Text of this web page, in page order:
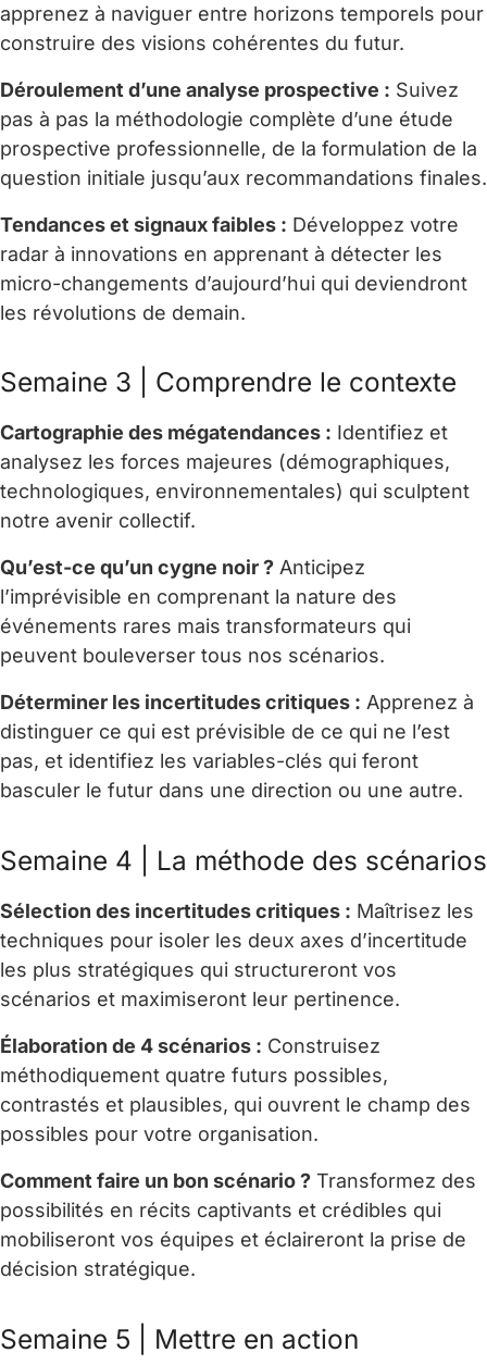
apprenez à naviguer entre horizons temporels pour
construire des visions cohérentes du futur.
Déroulement d’une analyse prospective : Suivez
pas à pas la méthodologie complète d’une étude
prospective professionnelle, de la formulation de la
question initiale jusqu’aux recommandations finales.
Tendances et signaux faibles : Développez votre
radar à innovations en apprenant à détecter les
micro-changements d’aujourd’hui qui deviendront
les révolutions de demain.
Semaine 3 | Comprendre le contexte
Cartographie des mégatendances : Identifiez et
analysez les forces majeures (démographiques,
technologiques, environnementales) qui sculptent
notre avenir collectif.
Qu’est-ce qu’un cygne noir ? Anticipez
l’imprévisible en comprenant la nature des
événements rares mais transformateurs qui
peuvent bouleverser tous nos scénarios.
Déterminer les incertitudes critiques : Apprenez à
distinguer ce qui est prévisible de ce qui ne l’est
pas, et identifiez les variables-clés qui feront
basculer le futur dans une direction ou une autre.
Semaine 4 | La méthode des scénarios
Sélection des incertitudes critiques : Maîtrisez les
techniques pour isoler les deux axes d’incertitude
les plus stratégiques qui structureront vos
scénarios et maximiseront leur pertinence.
Élaboration de 4 scénarios : Construisez
méthodiquement quatre futurs possibles,
contrastés et plausibles, qui ouvrent le champ des
possibles pour votre organisation.
Comment faire un bon scénario ? Transformez des
possibilités en récits captivants et crédibles qui
mobiliseront vos équipes et éclaireront la prise de
décision stratégique.
Semaine 5 | Mettre en action